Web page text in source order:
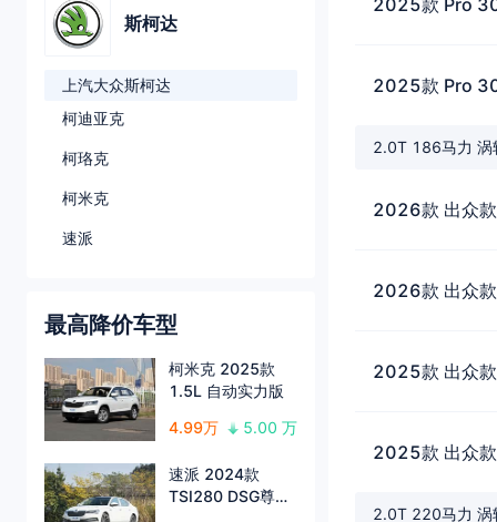
斯柯达
上汽大众斯柯达
柯迪亚克
柯珞克
柯米克
速派
最高降价车型
柯米克 2025款
1.5L 自动实力版
4.99万
5.00 万
速派 2024款
TSI280 DSG尊享
2025款 Pro
2025款 Pro
2.0T 186马力 涡
2026款 出众
2026款 出众
2025款 出众
2025款 出众
2.0T 220马力 涡